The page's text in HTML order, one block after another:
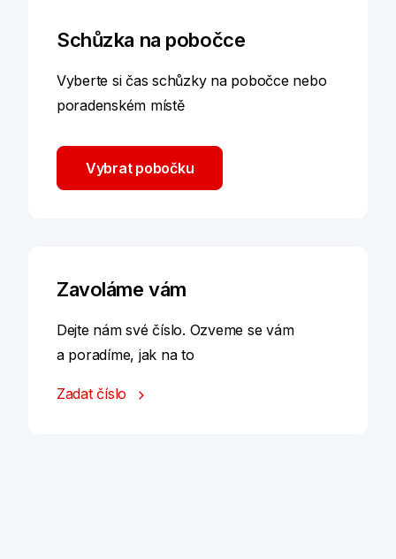
Schůzka na pobočce
Vyberte si čas schůzky na pobočce nebo
poradenském místě
Vybrat pobočku
Zavoláme vám
Dejte nám své číslo. Ozveme se vám
a poradíme, jak na to
Zadat číslo